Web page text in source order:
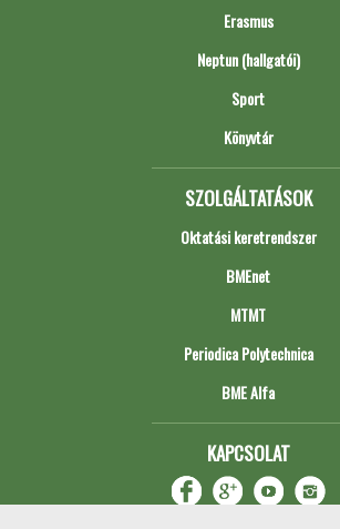
Erasmus
Neptun (hallgatói)
Sport
Könyvtár
SZOLGÁLTATÁSOK
Oktatási keretrendszer
BMEnet
MTMT
Periodica Polytechnica
BME Alfa
KAPCSOLAT